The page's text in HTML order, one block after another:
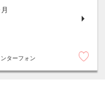
ターフォン